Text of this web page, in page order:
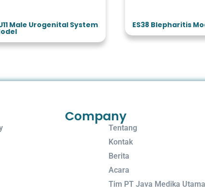
Male Urogenital System ES38 Blepharitis
Tentang
Kontak
Berita
Acara
Tim PT Java Medika Utama
Company